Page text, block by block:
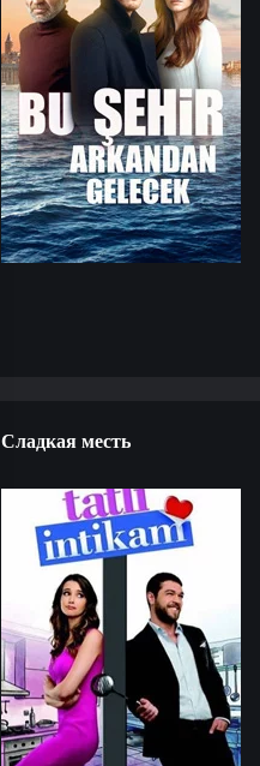
Сладкая месть